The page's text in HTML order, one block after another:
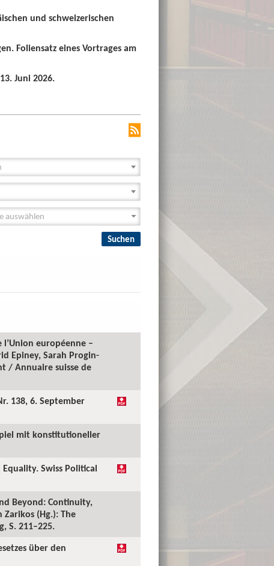
und schweizerischen
Foliensatz eines Vortrages am
Juni 2026.
européenne –
Epiney, Sarah Progin-
/ Annuaire suisse de
138, 6. September
mit konstitutioneller
Swiss Political
Beyond: Continuity,
(Hg.): The
S. 211–225.
über den